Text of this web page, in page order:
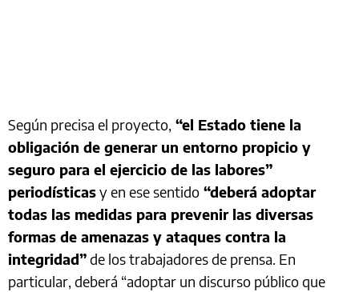
Según precisa el proyecto, “el Estado tiene la
obligación de generar un entorno propicio y
seguro para el ejercicio de las labores”
periodísticasy en ese sentido “deberá adoptar
todas las medidas para prevenir las diversas
formas de amenazas y ataques contra la
integridad”de los trabajadores de prensa. En
particular, deberá “adoptar un discurso público que